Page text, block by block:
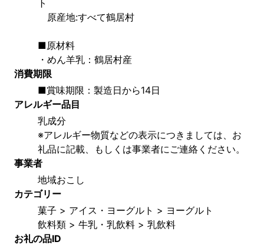
ト
原産地:すべて鶴居村
■原材料
・めん羊乳：鶴居村産
消費期限
■賞味期限：製造日から14日
アレルギー品目
乳成分
※アレルギー物質などの表示につきましては、お
礼品に記載、もしくは事業者にご連絡ください。
事業者
地域おこし
カテゴリー
菓子 > アイス・ヨーグルト > ヨーグルト
飲料類 > 牛乳・乳飲料 > 乳飲料
お礼の品ID